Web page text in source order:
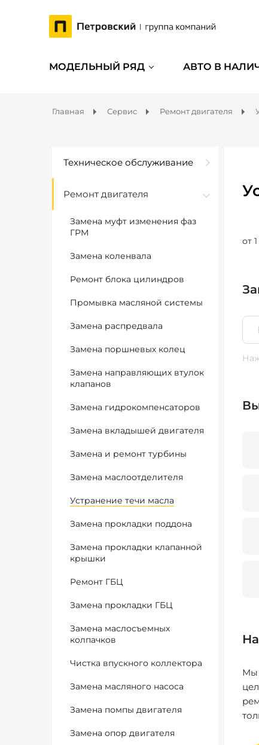
МОДЕЛЬНЫЙ РЯД АВТО В
Главная Сервис Ремонт двигателя
Техническое обслуживание
Ремонт двигателя
Замена муфт изменения фаз
ГРМ
Замена коленвала
Ремонт блока цилиндров
Промывка масляной системы
Замена распредвала
Замена поршневых колец
Замена направляющих втулок
клапанов
Замена гидрокомпенсаторов
Замена вкладышей двигателя
Замена и ремонт турбины
Замена маслоотделителя
Устранение течи масла
Замена прокладки поддона
Замена прокладки клапанной
крышки
Ремонт ГБЦ
Замена прокладки ГБЦ
Замена маслосъемных
колпачков
Чистка впускного коллектора
Замена масляного насоса
Замена помпы двигателя
Замена опор двигателя
от
Мы